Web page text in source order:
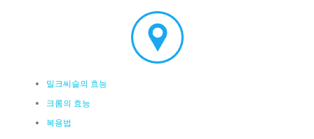
밀크씨슬의 효능
크롬의 효능
복용법